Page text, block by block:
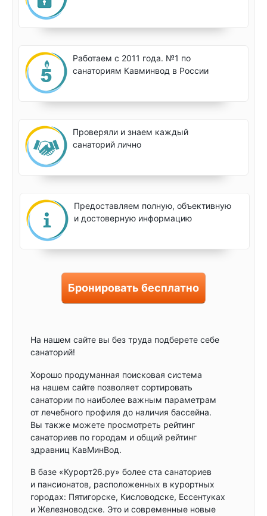
Работаем с 2011 года. №1 по
санаториям Кавминвод в России
Проверяли и знаем каждый
санаторий лично
Предоставляем полную, объективную
и достоверную информацию
Бронировать бесплатно
На нашем сайте вы без труда подберете себе
санаторий!
Хорошо продуманная поисковая система
на нашем сайте позволяет сортировать
санатории по наиболее важным параметрам
от лечебного профиля до наличия бассейна.
Вы также можете просмотреть рейтинг
санаториев по городам и общий рейтинг
здравниц КавМинВод.
В базе «Курорт26.ру» более ста санаториев
и пансионатов, расположенных в курортных
городах: Пятигорске, Кисловодске, Ессентуках
и Железноводске. Это и современные новые